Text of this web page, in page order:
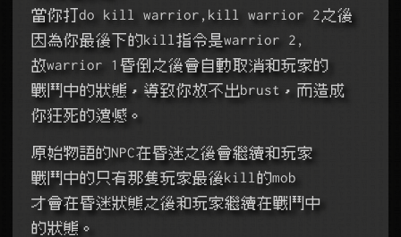
當你打do kill warrior,kill warrior 2之後
因為你最後下的kill指令是warrior 2,
故warrior 1昏倒之後會自動取消和玩家的
戰鬥中的狀態，導致你放不出brust，而造成
你狂死的遺憾。
原始物語的NPC在昏迷之後會繼續和玩家
戰鬥中的只有那隻玩家最後kill的mob
才會在昏迷狀態之後和玩家繼續在戰鬥中
的狀態。